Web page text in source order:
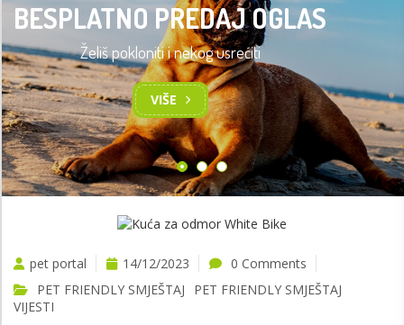
BESPLATNO PREDAJ OGLAS
Želiš pokloniti i nekog usrećiti
VIŠE
pet portal 14/12/2023
0 Comments
PET FRIENDLY SMJEŠTAJ
PET FRIENDLY SMJEŠTAJ
VIJESTI